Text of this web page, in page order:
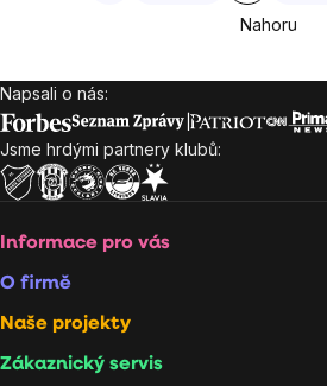
Nahoru
Zápatí
Napsali o nás:
Jsme hrdými partnery klubů:
Informace pro vás
O firmě
Naše projekty
Zákaznický servis